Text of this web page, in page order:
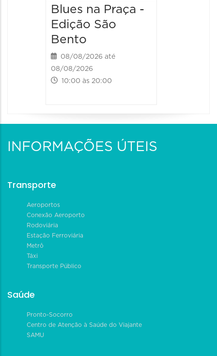
Blues na Praça -
Edição São
Bento
08/08/2026 até
08/08/2026
10:00 às 20:00
INFORMAÇÕES ÚTEIS
Transporte
Aeroportos
Conexão Aeroporto
Rodoviária
Estação Ferroviária
Metrô
Táxi
Transporte Público
Saúde
Pronto-Socorro
Centro de Atenção à Saúde do Viajante
SAMU